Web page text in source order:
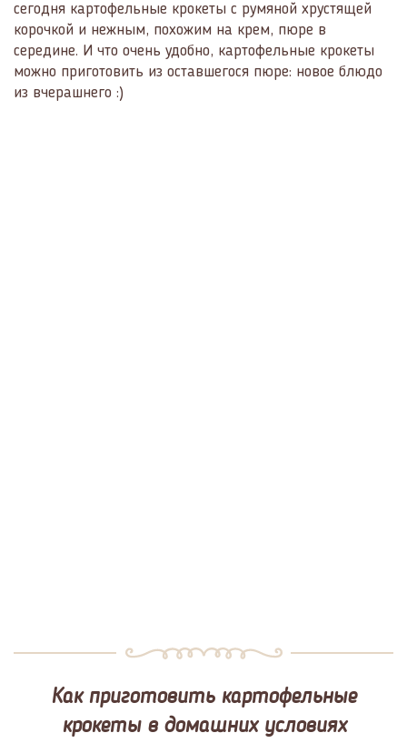
сегодня картофельные крокеты с румяной хрустящей
корочкой и нежным, похожим на крем, пюре в
середине. И что очень удобно, картофельные крокеты
можно приготовить из оставшегося пюре: новое блюдо
из вчерашнего :)
Как приготовить картофельные
крокеты в домашних условиях